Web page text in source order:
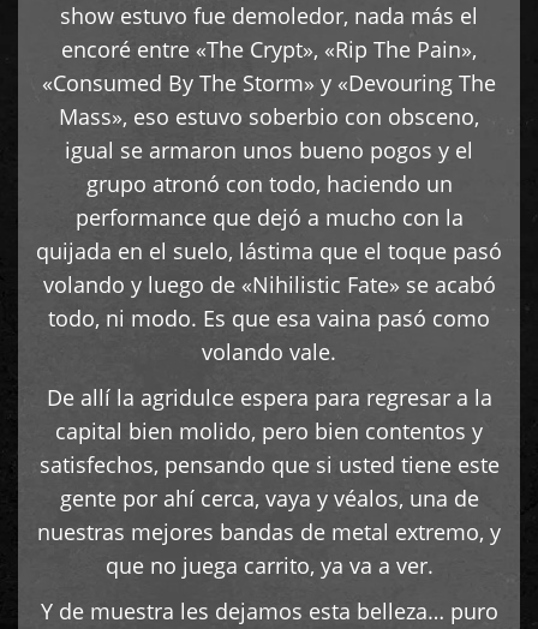
show estuvo fue demoledor, nada más el
encoré entre «The Crypt», «Rip The Pain»,
«Consumed By The Storm» y «Devouring The
Mass», eso estuvo soberbio con obsceno,
igual se armaron unos bueno pogos y el
grupo atronó con todo, haciendo un
performance que dejó a mucho con la
quijada en el suelo, lástima que el toque pasó
volando y luego de «Nihilistic Fate» se acabó
todo, ni modo. Es que esa vaina pasó como
volando vale.
De allí la agridulce espera para regresar a la
capital bien molido, pero bien contentos y
satisfechos, pensando que si usted tiene este
gente por ahí cerca, vaya y véalos, una de
nuestras mejores bandas de metal extremo, y
que no juega carrito, ya va a ver.
Y de muestra les dejamos esta belleza… puro